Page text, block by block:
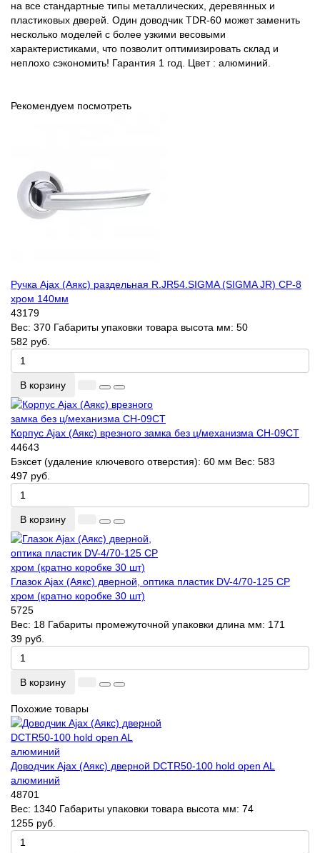
на все стандартные типы металлических, деревянных и
пластиковых дверей. Один доводчик TDR-60 может заменить
несколько моделей с более узкими весовыми
характеристиками, что позволит оптимизировать склад и
неплохо сэкономить! Гарантия 1 год. Цвет : алюминий.
Рекомендуем посмотреть
Ручка Ajax (Аякс) раздельная R.JR54.SIGMA (SIGMA JR) CP-8
хром 140мм
43179
Вес: 370 Габариты упаковки товара высота мм: 50
582 руб.
В корзину
Корпус Ajax (Аякс) врезного замка без ц/механизма CH-09CT
44643
Бэксет (удаление ключевого отверстия): 60 мм Вес: 583
497 руб.
В корзину
Глазок Ajax (Аякс) дверной, оптика пластик DV-4/70-125 CP
хром (кратно коробке 30 шт)
5725
Вес: 18 Габариты промежуточной упаковки длина мм: 171
39 руб.
В корзину
Похожие товары
Доводчик Ajax (Аякс) дверной DCTR50-100 hold open AL
алюминий
48701
Вес: 1340 Габариты упаковки товара высота мм: 74
1255 руб.